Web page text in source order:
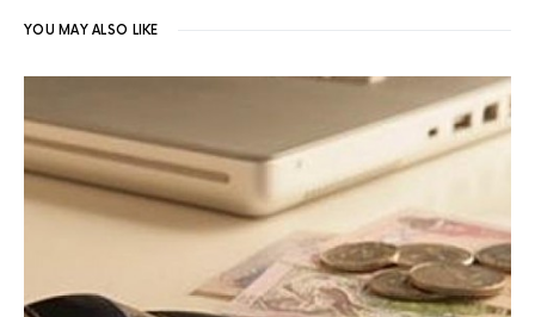
YOU MAY ALSO LIKE